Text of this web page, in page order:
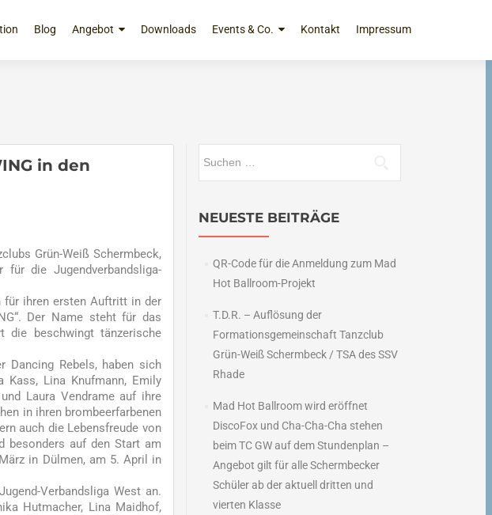
Blog Angebot Downloads Events & Co. Kontakt Impressum
in den
Grün-Weiß Schermbeck,
die Jugendverbandsliga-
für ihren ersten Auftritt in der
Der Name steht für das
die beschwingt tänzerische
Dancing Rebels, haben sich
Kass, Lina Knufmann, Emily
Laura Vendrame auf ihre
in ihren brombeerfarbenen
auch die Lebensfreude von
besonders auf den Start am
in Dülmen, am 5. April in
Verbandsliga West an.
Hutmacher, Lina Maidhof,
NEUESTE BEITRÄGE
QR-Code für die Anmeldung zum Mad
Hot Ballroom-Projekt
T.D.R. – Auflösung der
Formationsgemeinschaft Tanzclub
Grün-Weiß Schermbeck / TSA des SSV
Rhade
Mad Hot Ballroom wird eröffnet
DiscoFox und Cha-Cha-Cha stehen
beim TC GW auf dem Stundenplan –
Angebot gilt für alle Schermbecker
Schüler ab der aktuell dritten und
vierten Klasse